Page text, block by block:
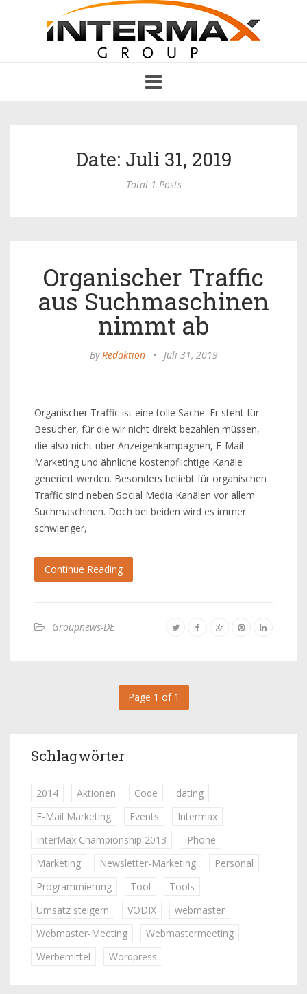
navigation
Date: Juli 31, 2019
Total 1 Posts
Organischer Traffic
aus Suchmaschinen
nimmt ab
ByRedaktion • Juli 31, 2019
Organischer Traffic ist eine tolle Sache. Er steht für
Besucher, für die wir nicht direkt bezahlen müssen,
die also nicht über Anzeigenkampagnen, E-Mail
Marketing und ähnliche kostenpflichtige Kanäle
generiert werden. Besonders beliebt für organischen
Traffic sind neben Social Media Kanälen vor allem
Suchmaschinen. Doch bei beiden wird es immer
schwieriger,
Continue Reading
Groupnews-DE
Page 1 of 1
Schlagwörter
2014 Aktionen Code
dating
E-Mail Marketing
Events
Intermax
InterMax Championship 2013
iPhone
Marketing
Newsletter-Marketing
Personal
Programmierung
Tool
Tools
Umsatz steigern
VODIX
webmaster
Webmaster-Meeting
Webmastermeeting
Werbemittel
Wordpress